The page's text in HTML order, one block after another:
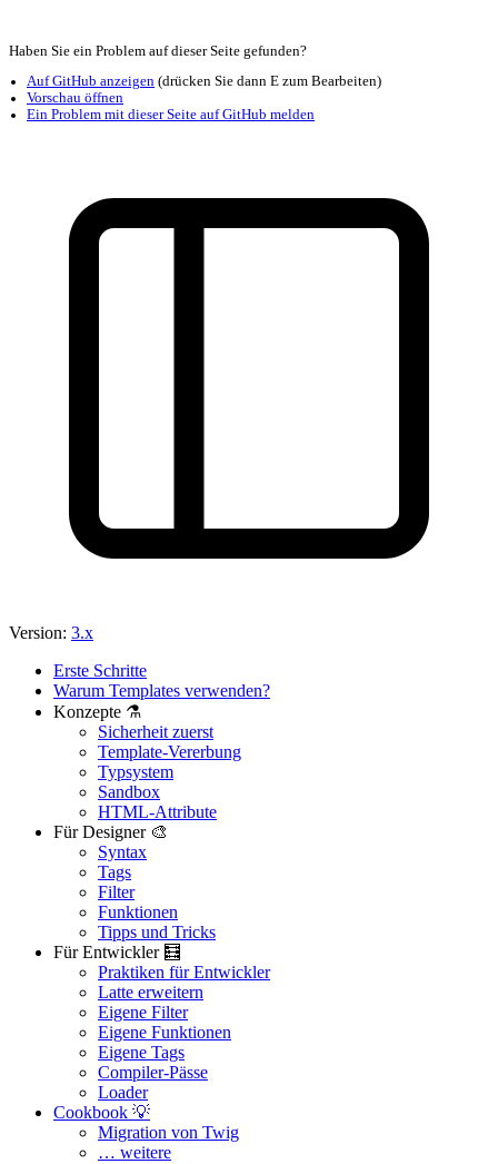
Haben Sie ein Problem auf dieser Seite gefunden?
Auf GitHub anzeigen
Vorschau öffnen
Ein Problem mit dieser Seite auf GitHub melden
Version: 3.x
Erste Schritte
Warum Templates verwenden?
Konzepte ⚗️
Sicherheit zuerst
Template-Vererbung
Typsystem
Sandbox
HTML-Attribute
Für Designer 🎨
Syntax
Tags
Filter
Funktionen
Tipps und Tricks
Für Entwickler 🧮
Praktiken für Entwickler
Latte erweitern
Eigene Filter
Eigene Funktionen
Eigene Tags
Compiler-Pässe
Loader
Cookbook 💡
Migration von Twig
… weitere